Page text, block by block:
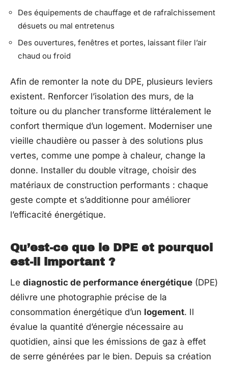
Des équipements de chauffage et de rafraîchissement
désuets ou mal entretenus
Des ouvertures, fenêtres et portes, laissant filer l’air
chaud ou froid
Afin de remonter la note du DPE, plusieurs leviers
existent. Renforcer l’isolation des murs, de la
toiture ou du plancher transforme littéralement le
confort thermique d’un logement. Moderniser une
vieille chaudière ou passer à des solutions plus
vertes, comme une pompe à chaleur, change la
donne. Installer du double vitrage, choisir des
matériaux de construction performants : chaque
geste compte et s’additionne pour améliorer
l’efficacité énergétique.
Qu’est-ce que le DPE et pourquoi
est-il important ?
Le diagnostic de performance énergétique (DPE)
délivre une photographie précise de la
consommation énergétique d’un logement. Il
évalue la quantité d’énergie nécessaire au
quotidien, ainsi que les émissions de gaz à effet
de serre générées par le bien. Depuis sa création